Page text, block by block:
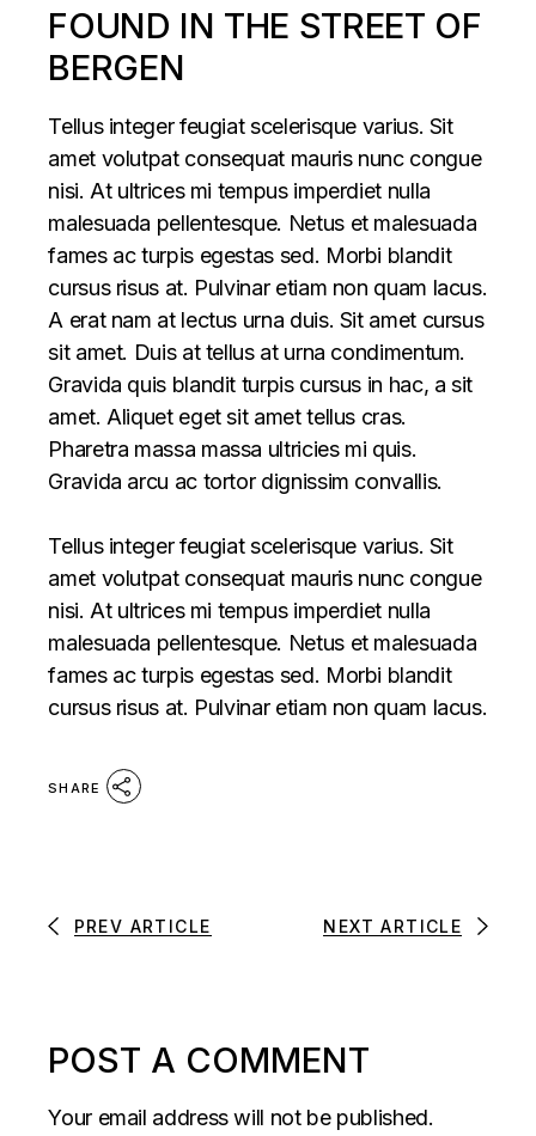
FOUND IN THE STREET OF
BERGEN
Tellus integer feugiat scelerisque varius. Sit
amet volutpat consequat mauris nunc congue
nisi. At ultrices mi tempus imperdiet nulla
malesuada pellentesque. Netus et malesuada
fames ac turpis egestas sed. Morbi blandit
cursus risus at. Pulvinar etiam non quam lacus.
A erat nam at lectus urna duis. Sit amet cursus
sit amet. Duis at tellus at urna condimentum.
Gravida quis blandit turpis cursus in hac, a sit
amet. Aliquet eget sit amet tellus cras.
Pharetra massa massa ultricies mi quis.
Gravida arcu ac tortor dignissim convallis.
Tellus integer feugiat scelerisque varius. Sit
amet volutpat consequat mauris nunc congue
nisi. At ultrices mi tempus imperdiet nulla
malesuada pellentesque. Netus et malesuada
fames ac turpis egestas sed. Morbi blandit
cursus risus at. Pulvinar etiam non quam lacus.
SHARE
PREV ARTICLE NEXT ARTICLE
POST A COMMENT
Your email address will not be published.